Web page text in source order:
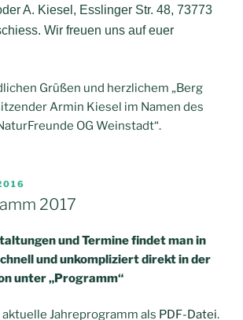
A. Kiesel, Esslinger Str. 48, 73773
Wir freuen uns auf euer
Grüßen und herzlichem „Berg
Armin Kiesel im Namen des
OG Weinstadt“.
2017
und Termine findet man in
und unkompliziert direkt in der
unter „Programm“
Jahreprogramm als PDF-Datei.